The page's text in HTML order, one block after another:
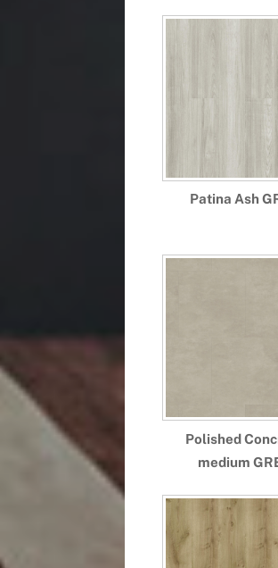
Patina Ash
Polished
medium